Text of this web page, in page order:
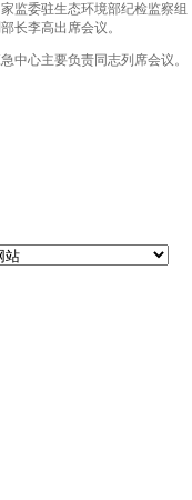
委驻生态环境部纪检监察组
长李高出席会议。
心主要负责同志列席会议。